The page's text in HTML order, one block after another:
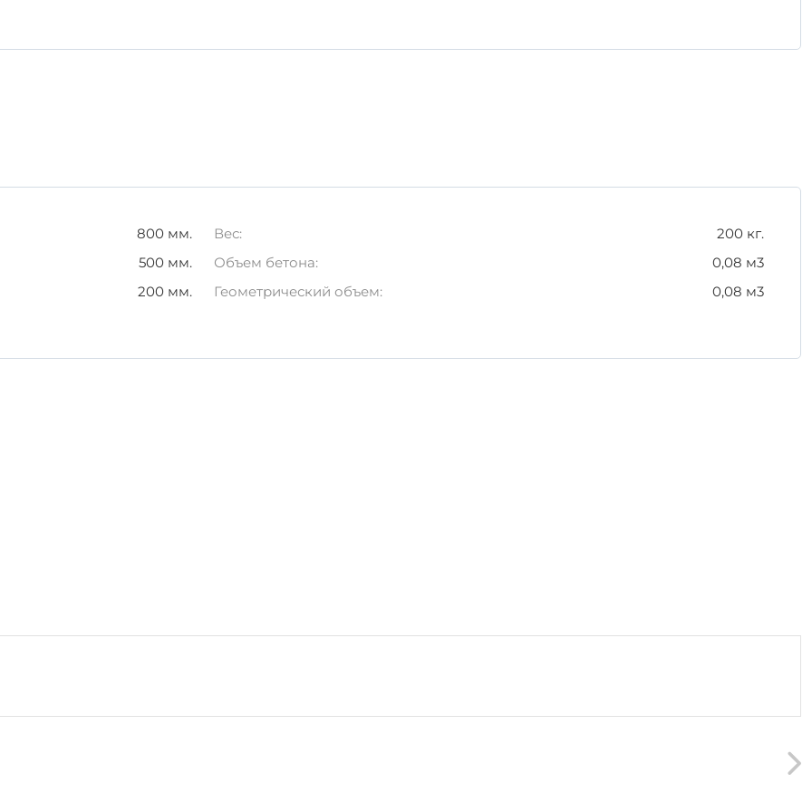
необходимо соблюдать определенные условия хранения и транспортировки:
ваших строительных проектов. Выбирайте качество и уверенность в каждом элементе
800 мм.
500 мм.
200 мм.
Вес:
200 кг.
Объем бетона:
0,08 м3
Геометрический объем:
0,08 м3